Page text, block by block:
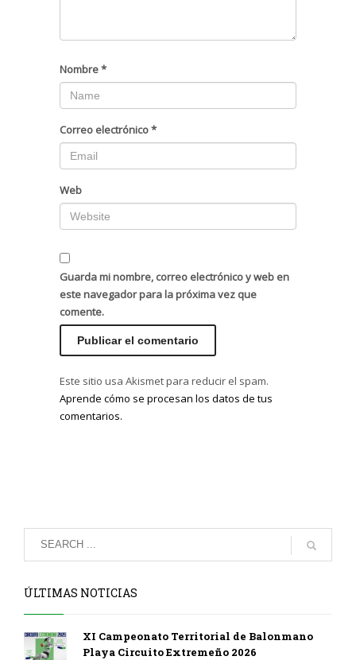
Nombre*
Correo electrónico*
Web
Guarda mi nombre, correo electrónico y web en
este navegador para la próxima vez que
comente.
Este sitio usa Akismet para reducir el spam.
Aprende cómo se procesan los datos de tus
comentarios.
ÚLTIMAS NOTICIAS
XI Campeonato Territorial de Balonmano
Playa Circuito Extremeño 2026